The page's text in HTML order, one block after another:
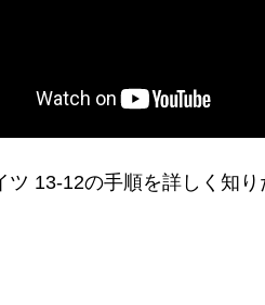
ツ 13-12の手順を詳しく知